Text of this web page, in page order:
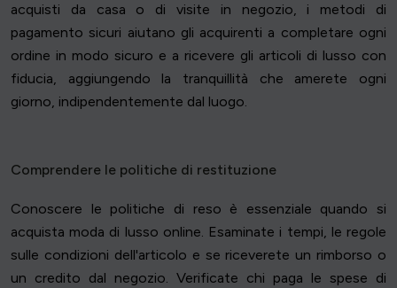
acquisti da casa o di visite in negozio, i metodi di
pagamento sicuri aiutano gli acquirenti a completare ogni
ordine in modo sicuro e a ricevere gli articoli di lusso con
fiducia, aggiungendo la tranquillità che amerete ogni
giorno, indipendentemente dal luogo.
Comprendere le politiche di restituzione
Conoscere le politiche di reso è essenziale quando si
acquista moda di lusso online. Esaminate i tempi, le regole
sulle condizioni dell'articolo e se riceverete un rimborso o
un credito dal negozio. Verificate chi paga le spese di